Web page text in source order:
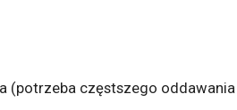
częstszego